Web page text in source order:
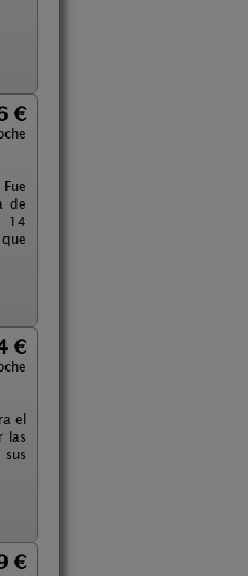
€
de
14
€
el
las
€